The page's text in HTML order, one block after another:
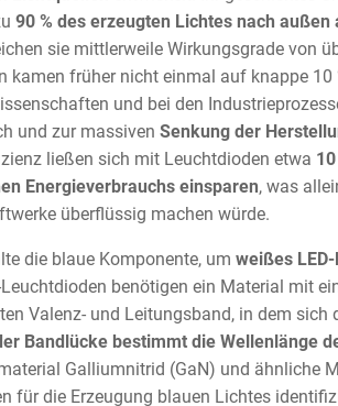
90 % des erzeugten Lichtes nach
sie mittlerweile Wirkungsgrade von
kamen früher nicht einmal auf knappe 10
und bei den
und zur massiven Senkung der
ließen sich mit Leuchtdioden etwa
Energieverbrauchs einsparen, was
überflüssig machen würde.
die blaue Komponente, um weißes
benötigen ein Material mit
Valenz- und Leitungsband, in dem
Bandlücke bestimmt die Wellenlänge
Galliumnitrid (GaN) und ähnliche
für die Erzeugung blauen Lichtes